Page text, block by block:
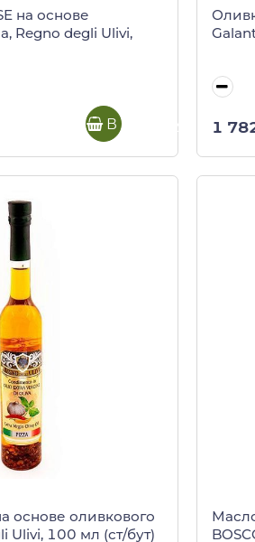
на основе
Regno degli Ulivi,
В корзину 1
основе оливкового
Ulivi, 100 мл (ст/бут)